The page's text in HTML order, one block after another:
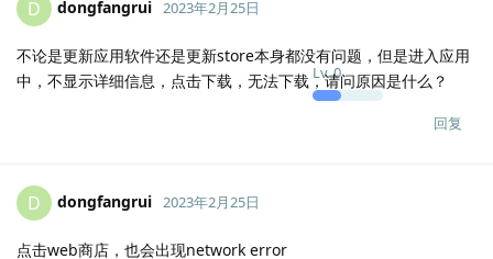
D dongfangrui
Lv.0
2023年2月25日
不论是更新应用软件还是更新store本身都没有问题，但是进入应用
中，不显示详细信息，点击下载，无法下载，请问原因是什么？
回复
D dongfangrui 2023年2月25日
点击web商店，也会出现network error